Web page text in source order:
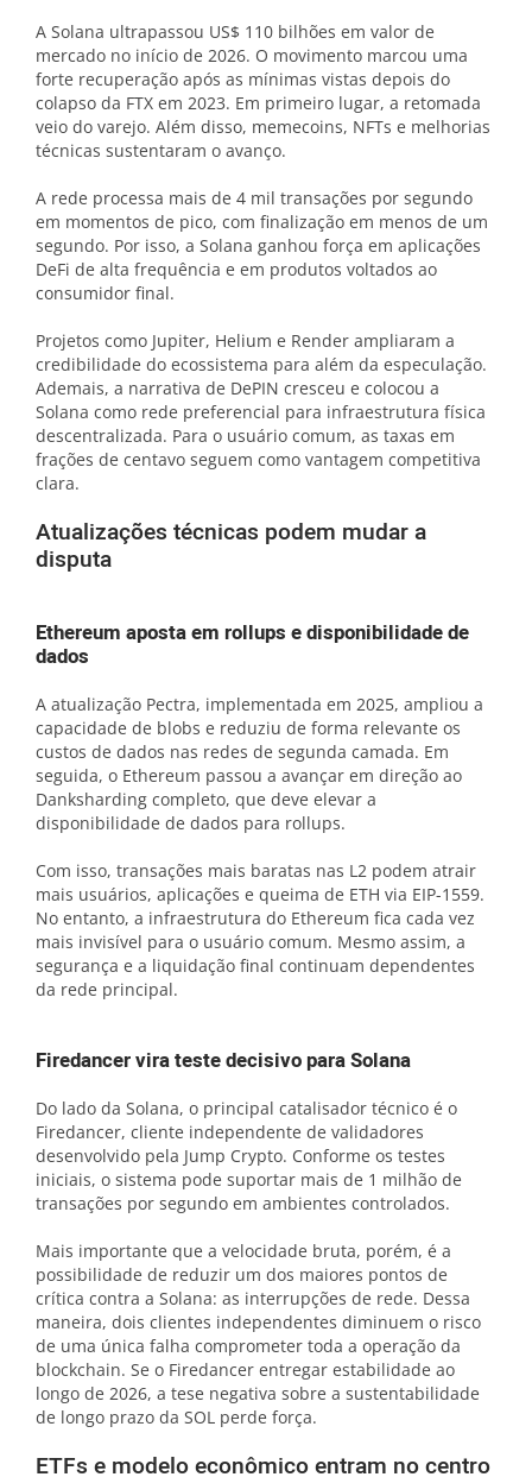
A Solana ultrapassou US$ 110 bilhões em valor de
mercado no início de 2026. O movimento marcou uma
forte recuperação após as mínimas vistas depois do
colapso da FTX em 2023. Em primeiro lugar, a retomada
veio do varejo. Além disso, memecoins, NFTs e melhorias
técnicas sustentaram o avanço.
A rede processa mais de 4 mil transações por segundo
em momentos de pico, com finalização em menos de um
segundo. Por isso, a Solana ganhou força em aplicações
DeFi de alta frequência e em produtos voltados ao
consumidor final.
Projetos como Jupiter, Helium e Render ampliaram a
credibilidade do ecossistema para além da especulação.
Ademais, a narrativa de DePIN cresceu e colocou a
Solana como rede preferencial para infraestrutura física
descentralizada. Para o usuário comum, as taxas em
frações de centavo seguem como vantagem competitiva
clara.
Atualizações técnicas podem mudar a
disputa
Ethereum aposta em rollups e disponibilidade de
dados
A atualização Pectra, implementada em 2025, ampliou a
capacidade de blobs e reduziu de forma relevante os
custos de dados nas redes de segunda camada. Em
seguida, o Ethereum passou a avançar em direção ao
Danksharding completo, que deve elevar a
disponibilidade de dados para rollups.
Com isso, transações mais baratas nas L2 podem atrair
mais usuários, aplicações e queima de ETH via EIP-1559.
No entanto, a infraestrutura do Ethereum fica cada vez
mais invisível para o usuário comum. Mesmo assim, a
segurança e a liquidação final continuam dependentes
da rede principal.
Firedancer vira teste decisivo para Solana
Do lado da Solana, o principal catalisador técnico é o
Firedancer, cliente independente de validadores
desenvolvido pela Jump Crypto. Conforme os testes
iniciais, o sistema pode suportar mais de 1 milhão de
transações por segundo em ambientes controlados.
Mais importante que a velocidade bruta, porém, é a
possibilidade de reduzir um dos maiores pontos de
crítica contra a Solana: as interrupções de rede. Dessa
maneira, dois clientes independentes diminuem o risco
de uma única falha comprometer toda a operação da
blockchain. Se o Firedancer entregar estabilidade ao
longo de 2026, a tese negativa sobre a sustentabilidade
de longo prazo da SOL perde força.
ETFs e modelo econômico entram no centro